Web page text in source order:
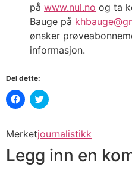
på www.nul.no og ta
Bauge på
ønsker
informasjon.
Del dette:
Klikk
for
på
Facebook(åpnes
en
ny
fane)
Klikk
for
Twitter(åpnes
en
ny
Merketjournalistikk
Legg inn en